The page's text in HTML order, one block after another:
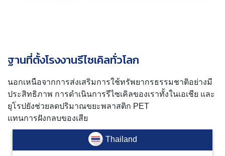
ฐานที่ตั้งโรงงานรีไซเคิลทั่วโลก
นอกเหนือจากการส่งเสริมการใช้ทรัพยากรธรรมชาติอย่างมี
ประสิทธิภาพ การดำเนินการรีไซเคิลของเราทั้งในเอเชีย และ
ยุโรปยังช่วยลดปริมาณขยะพลาสติก PET
แทนการฝังกลบของเสีย
Thailand